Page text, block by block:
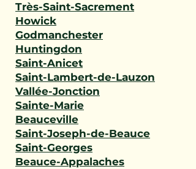
Très-Saint-Sacrement
Howick
Godmanchester
Huntingdon
Saint-Anicet
Saint-Lambert-de-Lauzon
Vallée-Jonction
Sainte-Marie
Beauceville
Saint-Joseph-de-Beauce
Saint-Georges
Beauce-Appalaches